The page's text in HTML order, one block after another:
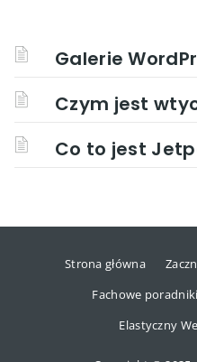
Galerie
Czym jest
Co to jest
Strona główna
Fachowe poradniki
Elastyczny